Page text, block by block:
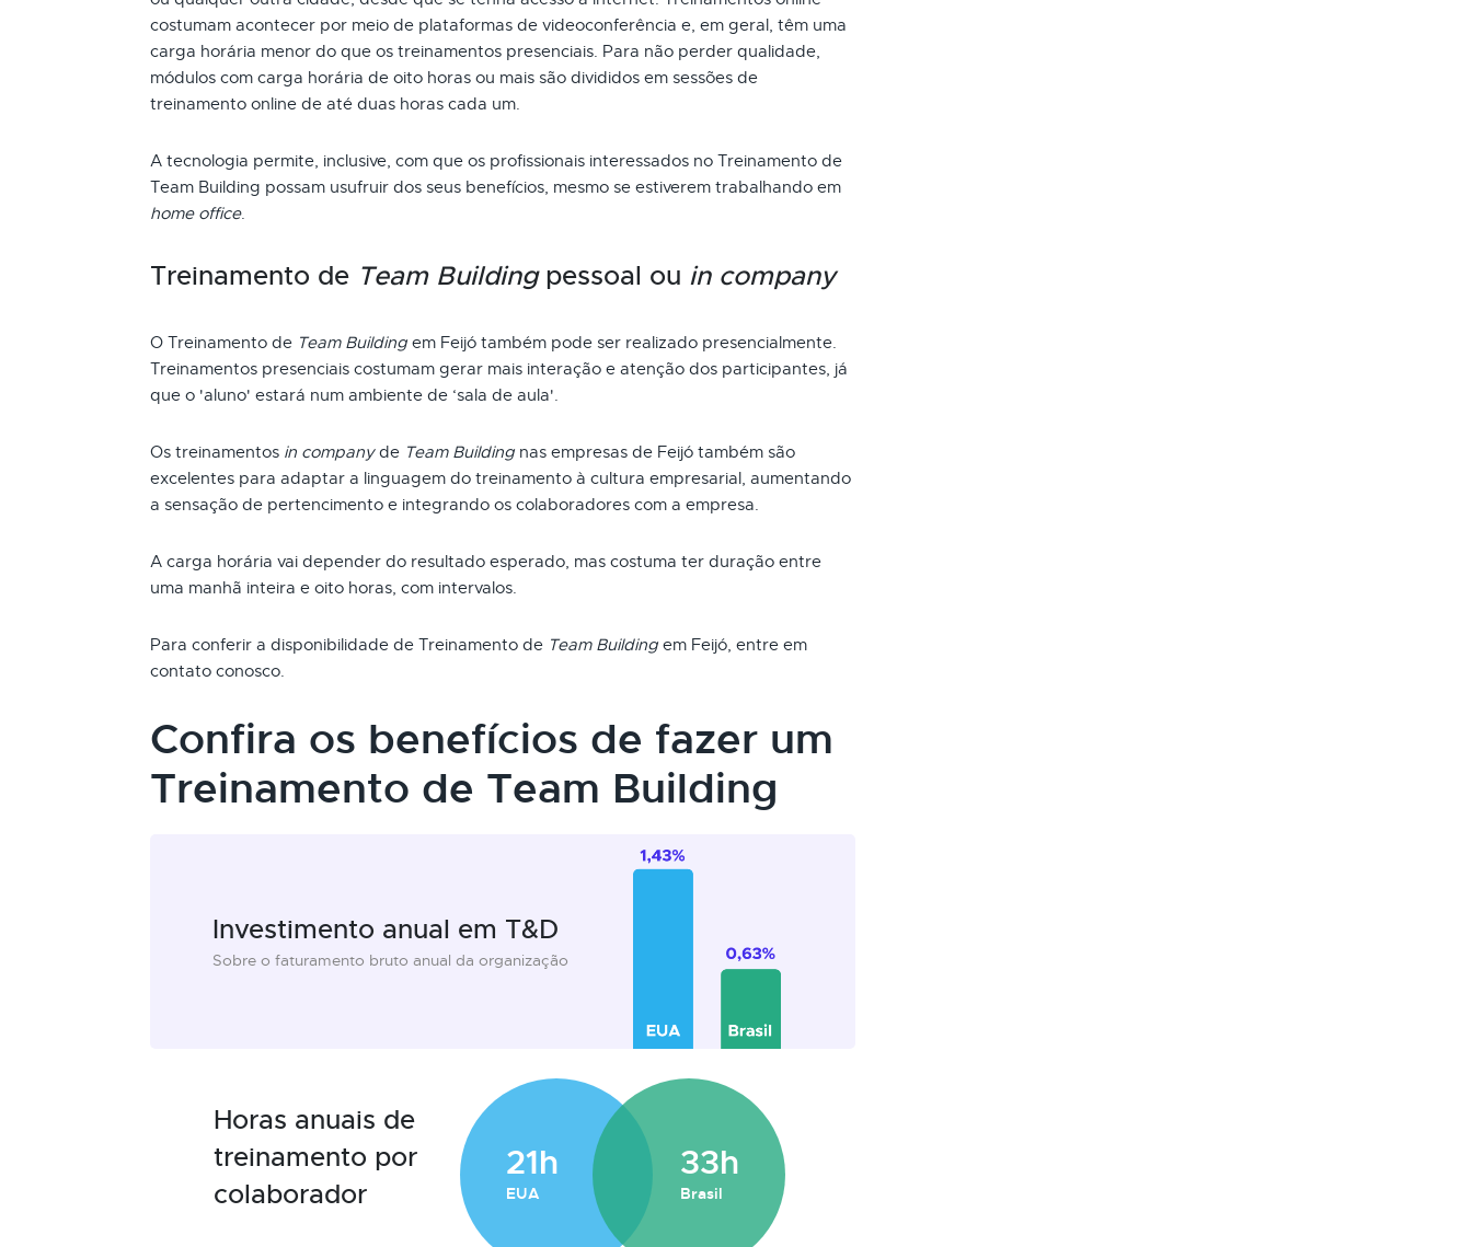
costumam acontecer por meio de plataformas de videoconferência e, em geral, têm uma
carga horária menor do que os treinamentos presenciais. Para não perder qualidade,
módulos com carga horária de oito horas ou mais são divididos em sessões de
treinamento online de até duas horas cada um.
A tecnologia permite, inclusive, com que os profissionais interessados no Treinamento de
Team Building possam usufruir dos seus benefícios, mesmo se estiverem trabalhando em
home office.
Treinamento de Team Buildingpessoal ou in company
O Treinamento de Team Building em Feijó também pode ser realizado presencialmente.
Treinamentos presenciais costumam gerar mais interação e atenção dos participantes, já
que o 'aluno' estará num ambiente de ‘sala de aula'.
Os treinamentos in companyde Team Building nas empresas de Feijó também são
excelentes para adaptar a linguagem do treinamento à cultura empresarial, aumentando
a sensação de pertencimento e integrando os colaboradores com a empresa.
A carga horária vai depender do resultado esperado, mas costuma ter duração entre
uma manhã inteira e oito horas, com intervalos.
Para conferir a disponibilidade de Treinamento de Team Building em Feijó, entre em
contato conosco.
Confira os benefícios de fazer um
Treinamento de Team Building
Investimento anual em T&D
Sobre o faturamento bruto anual da organização
Horas anuais de
treinamento por
colaborador
21h
EUA
33h
Brasil